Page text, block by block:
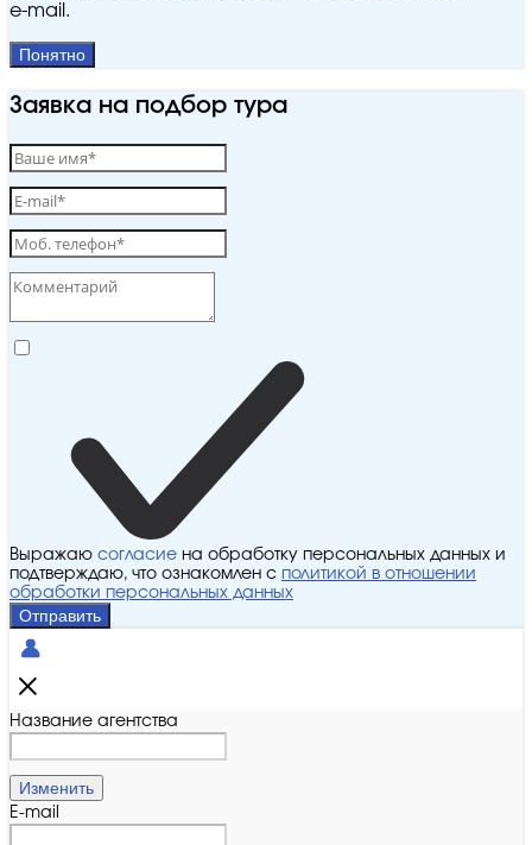
e‑mail.
Понятно
Заявка на подбор тура
Выражаю согласие на обработку персональных данных и
подтверждаю, что ознакомлен с политикой в отношении
обработки персональных данных
Отправить
Название агентства
Изменить
E-mail